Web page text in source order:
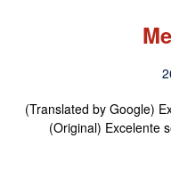
(Translated by Google)
(Original) Excelente